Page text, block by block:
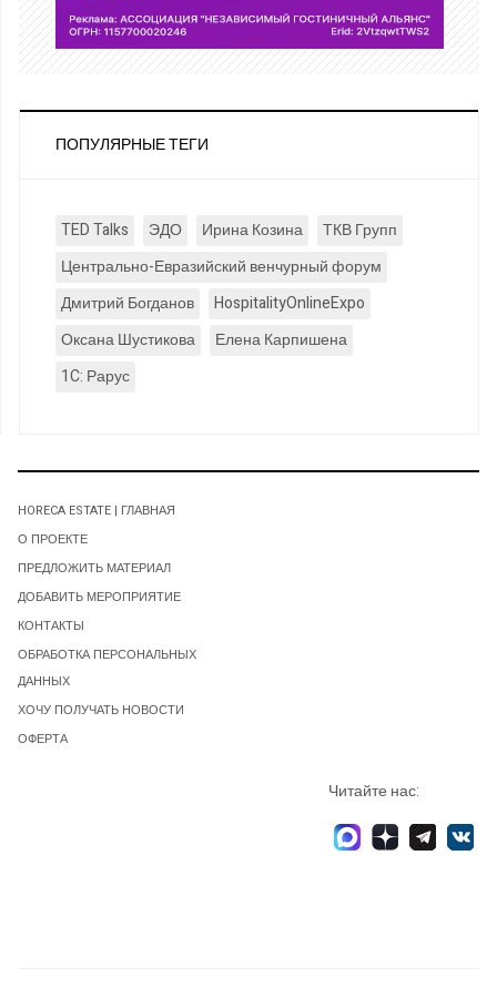
ПОПУЛЯРНЫЕ ТЕГИ
TED Talks ЭДО Ирина Козина
ТКВ Групп
Центрально-Евразийский венчурный форум
Дмитрий Богданов
HospitalityOnlineExpo
Оксана Шустикова
Елена Карпишена
1C: Рарус
HORECA ESTATE | ГЛАВНАЯ
О ПРОЕКТЕ
ПРЕДЛОЖИТЬ МАТЕРИАЛ
ДОБАВИТЬ МЕРОПРИЯТИЕ
КОНТАКТЫ
ОБРАБОТКА ПЕРСОНАЛЬНЫХ
ДАННЫХ
ХОЧУ ПОЛУЧАТЬ НОВОСТИ
ОФЕРТА
Читайте нас: